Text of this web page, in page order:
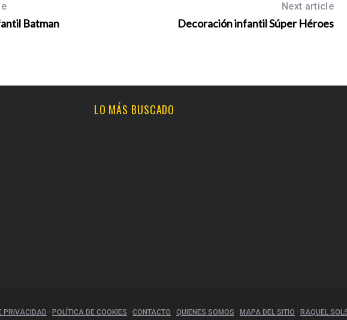
Batman
Next article
Decoración infantil Súper Héroes
LO MÁS BUSCADO
PRIVACIDAD · POLÍTICA DE COOKIES · CONTACTO · QUIENES SOMOS · MAPA DEL SITIO · RAQUEL